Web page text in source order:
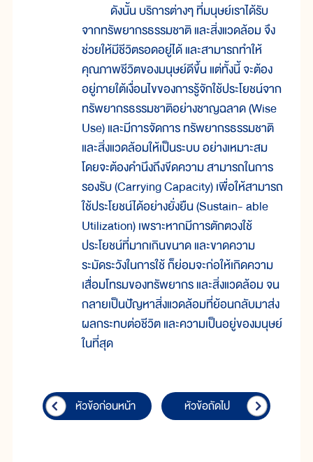
ดังนั้น บริการต่างๆ ที่มนุษย์เราได้รับ
จากทรัพยากรธรรมชาติ และสิ่งแวดล้อม จึง
ช่วยให้มีชีวิตรอดอยู่ได้ และสามารถทำให้
คุณภาพชีวิตของมนุษย์ดีขึ้น แต่ทั้งนี้ จะต้อง
อยู่ภายใต้เงื่อนไขของการรู้จักใช้ประโยชน์จาก
ทรัพยากรธรรมชาติอย่างชาญฉลาด (Wise
Use) และมีการจัดการ ทรัพยากรธรรมชาติ
และสิ่งแวดล้อมให้เป็นระบบ อย่างเหมาะสม
โดยจะต้องคำนึงถึงขีดความ สามารถในการ
รองรับ (Carrying Capacity) เพื่อให้สามารถ
ใช้ประโยชน์ได้อย่างยั่งยืน (Sustain- able
Utilization) เพราะหากมีการตักตวงใช้
ประโยชน์ที่มากเกินขนาด และขาดความ
ระมัดระวังในการใช้ ก็ย่อมจะก่อให้เกิดความ
เสื่อมโทรมของทรัพยากร และสิ่งแวดล้อม จน
กลายเป็นปัญหาสิ่งแวดล้อมที่ย้อนกลับมาส่ง
ผลกระทบต่อชีวิต และความเป็นอยู่ของมนุษย์
ในที่สุด
หัวข้อก่อนหน้า หัวข้อถัดไป